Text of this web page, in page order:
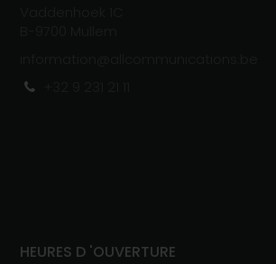
HEURES D 'OUVERTURE